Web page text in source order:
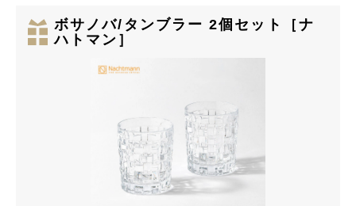
ボサノバ/タンブラー 2個セット［ナ
ハトマン］